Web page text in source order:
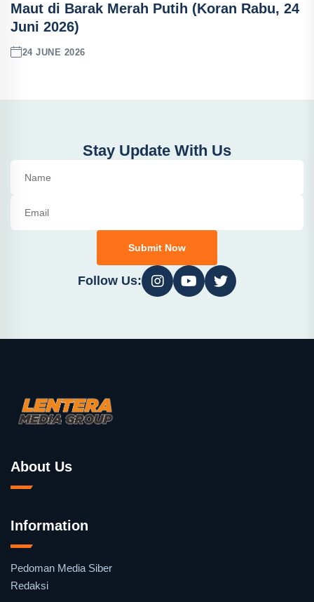
Maut di Barak Merah Putih (Koran Rabu, 24
Juni 2026)
24 JUNE 2026
Stay Update With Us
Submit Now
Follow Us:
About Us
Information
Pedoman Media Siber
Redaksi